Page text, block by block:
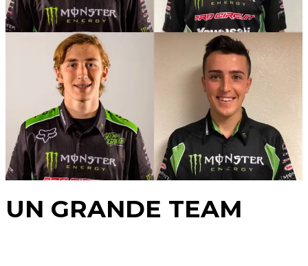
UN GRANDE TEAM